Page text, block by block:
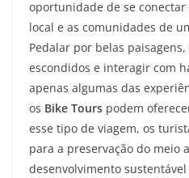
oportunidade de se
local e as comunidades de
Pedalar por belas
escondidos e interagir com
apenas algumas das
os Bike Tours podem
esse tipo de viagem, os
para a preservação do meio
desenvolvimento